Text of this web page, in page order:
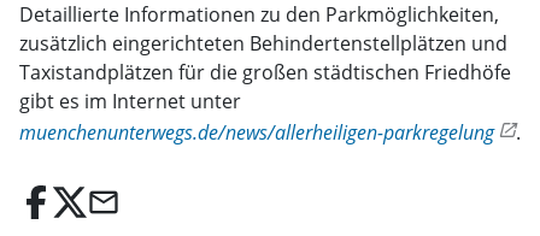
Detaillierte Informationen zu den Parkmöglichkeiten,
zusätzlich eingerichteten Behindertenstellplätzen und
Taxistandplätzen für die großen städtischen Friedhöfe
gibt es im Internet unter
muenchenunterwegs.de/news/allerheiligen-parkregelung
.
email